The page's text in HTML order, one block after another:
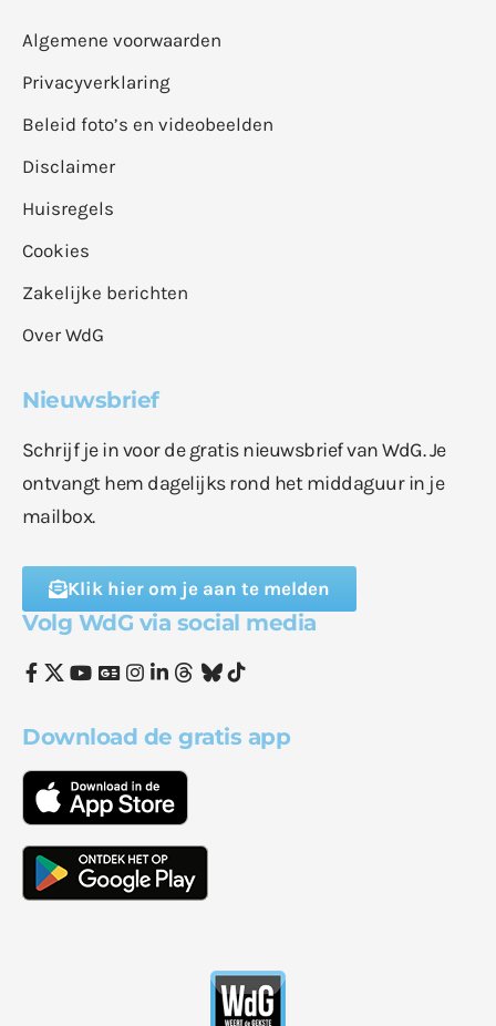
Algemene voorwaarden
Privacyverklaring
Beleid foto’s en videobeelden
Disclaimer
Huisregels
Cookies
Zakelijke berichten
Over WdG
Nieuwsbrief
Schrijf je in voor de gratis nieuwsbrief van WdG. Je
ontvangt hem dagelijks rond het middaguur in je
mailbox.
Klik hier om je aan te melden
Volg WdG via social media
Download de gratis app